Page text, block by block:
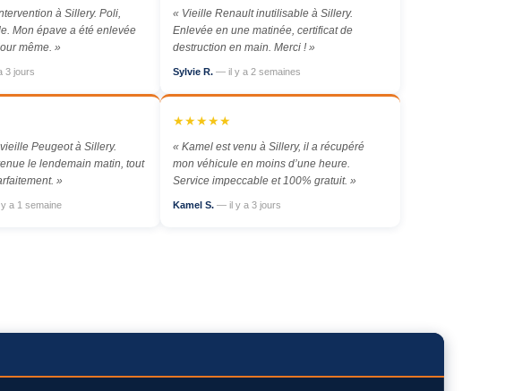
à Sillery. Poli,
Mon épave a été enlevée
même. »
3 jours
« Vieille Renault inutilisable à Sillery.
Enlevée en une matinée, certificat de
destruction en main. Merci ! »
Sylvie R. — il y a 2 semaines
Peugeot à Sillery.
le lendemain matin, tout
»
a 1 semaine
★★★★★
« Kamel est venu à Sillery, il a récupéré
mon véhicule en moins d’une heure.
Service impeccable et 100% gratuit. »
Kamel S. — il y a 3 jours